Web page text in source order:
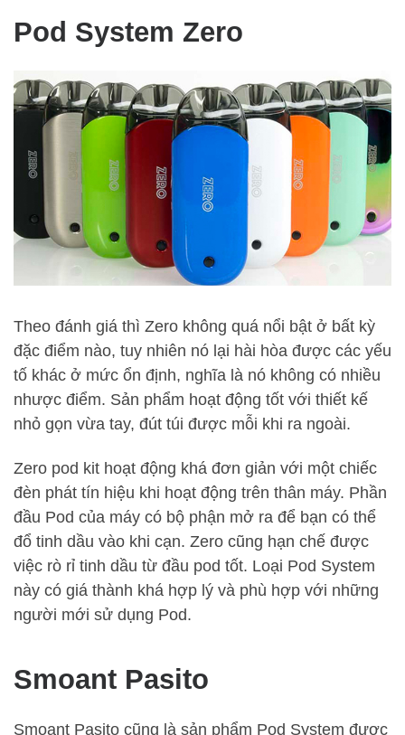
Pod System Zero
Theo đánh giá thì Zero không quá nổi bật ở bất kỳ
đặc điểm nào, tuy nhiên nó lại hài hòa được các yếu
tố khác ở mức ổn định, nghĩa là nó không có nhiều
nhược điểm. Sản phẩm hoạt động tốt với thiết kế
nhỏ gọn vừa tay, đút túi được mỗi khi ra ngoài.
Zero pod kit hoạt động khá đơn giản với một chiếc
đèn phát tín hiệu khi hoạt động trên thân máy. Phần
đầu Pod của máy có bộ phận mở ra để bạn có thể
đổ tinh dầu vào khi cạn. Zero cũng hạn chế được
việc rò rỉ tinh dầu từ đầu pod tốt. Loại Pod System
này có giá thành khá hợp lý và phù hợp với những
người mới sử dụng Pod.
Smoant Pasito
Smoant Pasito cũng là sản phẩm Pod System được